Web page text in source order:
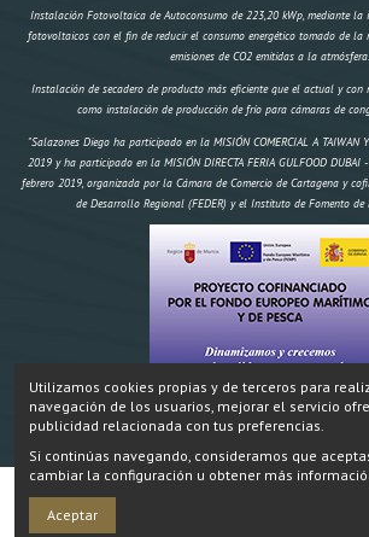
Instalación Fotovoltaica de Autoconsumo de 223,20 kWp, mediante la
fotovoltaicos con el fin de reducir el consumo energético tomado de la
emisiones de CO2 emitidas a la atmósfera.
Instalación de secadero de producto más eficiente que el actual y con
como instalación de producción de frío para cámaras de
"Salazones Diego ha participado en la MISIÓN COMERCIAL A TAIWAN
2019 y ha participado en la MISIÓN DIRECTA FERIA GULFOOD
febrero 2019, organizada por la Cámara de Comercio de Cartagena y
de Desarrollo Regional (FEDER) y el Instituto de Fomento de
"Construcción de un secadero artificial y dos obradores climatizados,
174.970,18 € FEMP 58.695,96€ CARM 19.564,99€ Total 78.259,95€"
Europeo Marítimo y de Pesca.
Utilizamos cookies propias y de terceros para
navegación de los usuarios, mejorar el servicio
publicidad relacionada con tus preferencias.
Si continúas navegando, consideramos que
cambiar la configuración u obtener más
Aceptar